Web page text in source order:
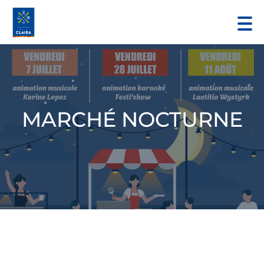
MARCHÉ NOCTURNE